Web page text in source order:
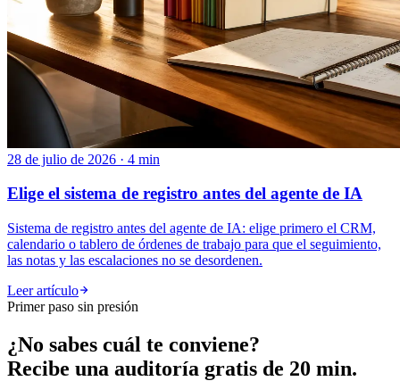
28 de julio de 2026 · 4 min
Elige el sistema de registro antes del agente de IA
Sistema de registro antes del agente de IA: elige primero el CRM,
calendario o tablero de órdenes de trabajo para que el seguimiento,
las notas y las escalaciones no se desordenen.
Leer artículo
Primer paso sin presión
¿No sabes cuál te conviene?
Recibe una auditoría gratis de 20 min.